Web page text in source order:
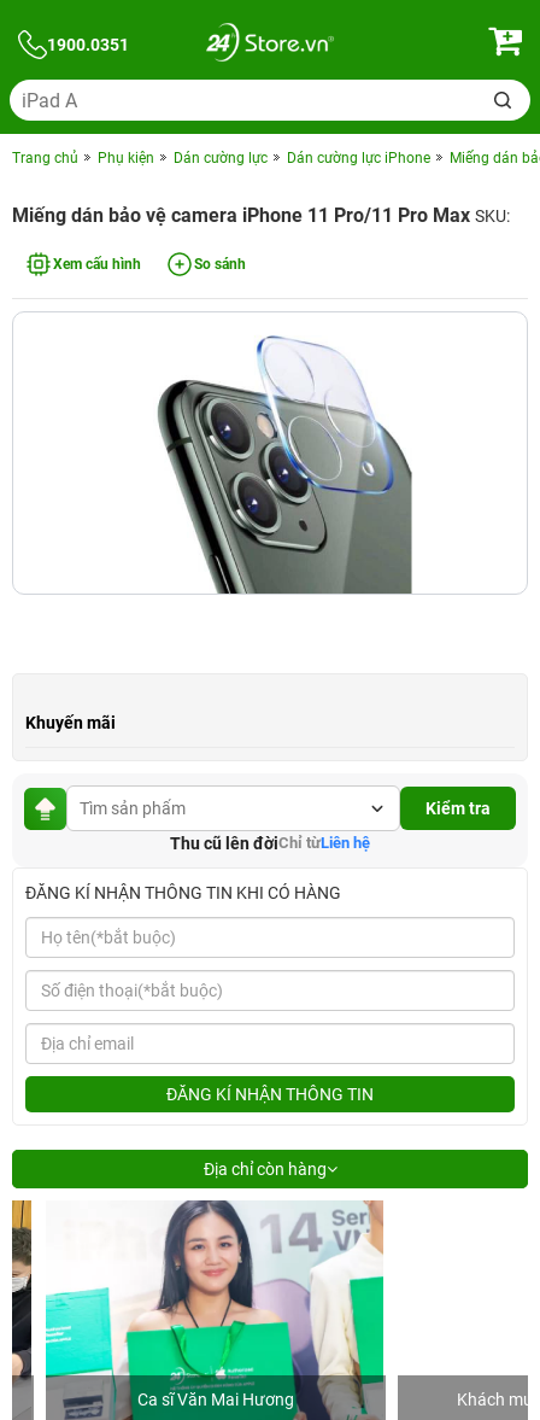
1900.0351
Trang chủ Phụ kiện Dán cường lực Dán cường lực iPhone Miếng dán
Miếng dán bảo vệ camera iPhone 11 Pro/11 Pro Max SKU:
Xem cấu hình So sánh
Khuyến mãi
Kiểm tra
Thu cũ lên đờiChỉ từLiên hệ
ĐĂNG KÍ NHẬN THÔNG TIN KHI CÓ HÀNG
ĐĂNG KÍ NHẬN THÔNG TIN
Địa chỉ còn hàng
Ca sĩ Văn Mai Hương Khách mua